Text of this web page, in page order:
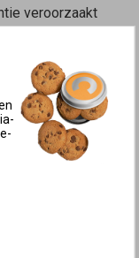
veroorzaakt
FRITZ!Box.
een actieve
als je
eMule,